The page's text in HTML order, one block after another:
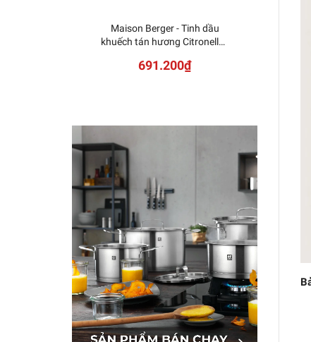
Maison Berger - Tinh dầu
khuếch tán hương Citronella -
691.200₫